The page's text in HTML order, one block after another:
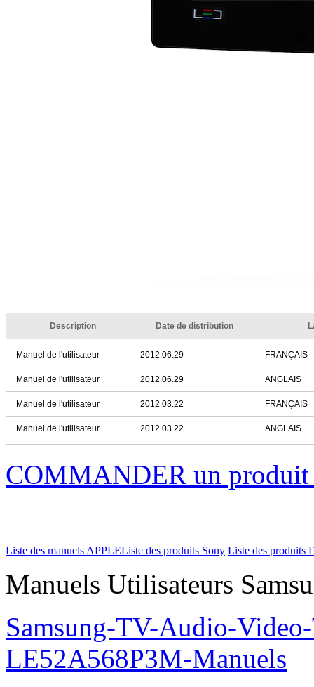
Description Date de distribution
Manuel de l'utilisateur 2012.06.29 FRANÇAIS
Manuel de l'utilisateur 2012.06.29 ANGLAIS
Manuel de l'utilisateur 2012.03.22 FRANÇAIS
Manuel de l'utilisateur 2012.03.22 ANGLAIS
COMMANDER un
Liste des manuels APPLEListe des produits Sony Liste des produits
Manuels Utilisateurs
Samsung-TV-Audio-
LE52A568P3M-Manuels